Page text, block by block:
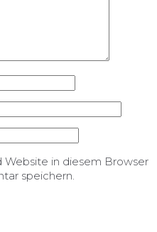
Website in diesem Browser
speichern.